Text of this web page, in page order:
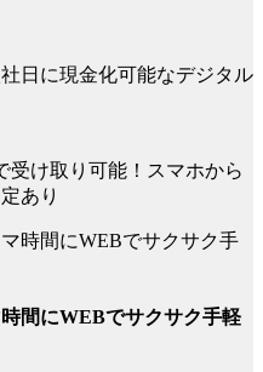
日に現金化可能なデジタル
受け取り可能！スマホから
あり
間にWEBでサクサク手軽